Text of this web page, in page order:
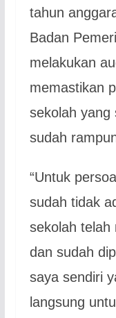
tahun
Badan
melakukan
memastikan
sekolah yang
sudah
“Untuk
sudah tidak
sekolah telah
dan sudah
saya sendiri
langsung